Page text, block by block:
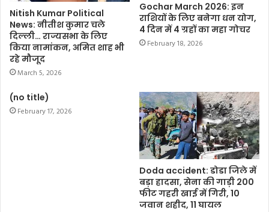
Nitish Kumar Political
News: नीतीश कुमार चले
दिल्ली… राज्यसभा के लिए
किया नामांकन, अमित शाह भी
रहे मौजूद
March 5, 2026
Gochar March 2026: इन
राशियों के लिए बनेगा धन योग,
4 दिन में 4 ग्रहों का महा गोचर
February 18, 2026
(no title)
February 17, 2026
Doda accident: डोडा जिले में
बड़ा हादसा, सेना की गाड़ी 200
फीट गहरी खाई में गिरी, 10
जवान शहीद, 11 घायल